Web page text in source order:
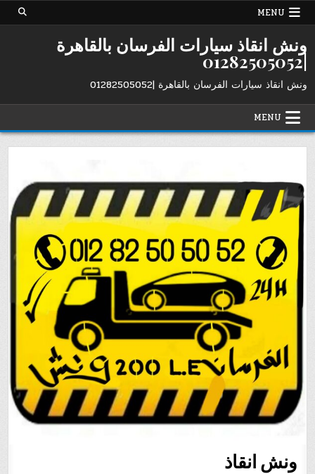
Skip
MENU
ونش انقاذ سيارات الفرسان بالقاهرة
|01282505052
ونش انقاذ سيارات الفرسان بالقاهرة |01282505052
MENU
ونش انقاذ